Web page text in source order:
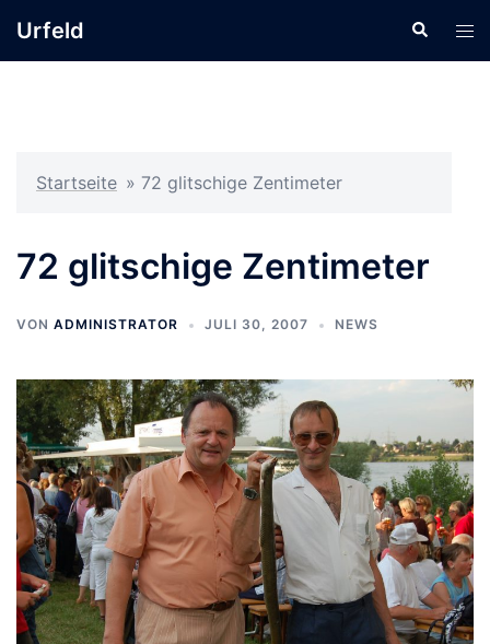
InhaltUrfeld Suche
Startseite » 72 glitschige Zentimeter
72 glitschige Zentimeter
VON ADMINISTRATOR JULI 30, 2007 NEWS